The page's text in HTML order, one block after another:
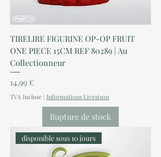
TIRELIRE FIGURINE OP-OP FRUIT
ONE PIECE 15CM REF 80289 | Au
Collectionneur
Prix
14,99 €
TVA Incluse | Informations Livraison
Rupture de stock
disponible sous 10 jours